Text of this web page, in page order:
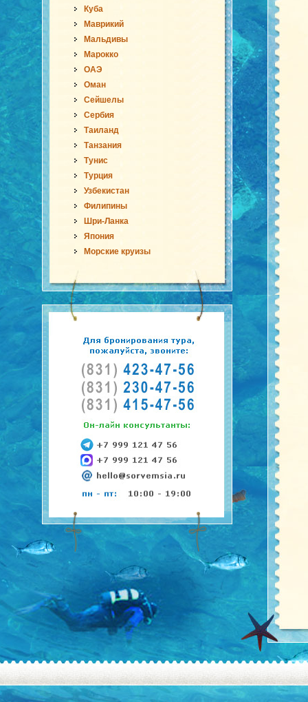
Куба
Маврикий
Мальдивы
Марокко
ОАЭ
Оман
Сейшелы
Сербия
Таиланд
Танзания
Тунис
Турция
Узбекистан
Филипины
Шри-Ланка
Япония
Морские круизы